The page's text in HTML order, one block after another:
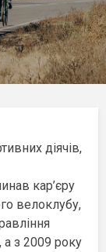
діячів,
кар’єру
велоклубу,
а з 2009 року